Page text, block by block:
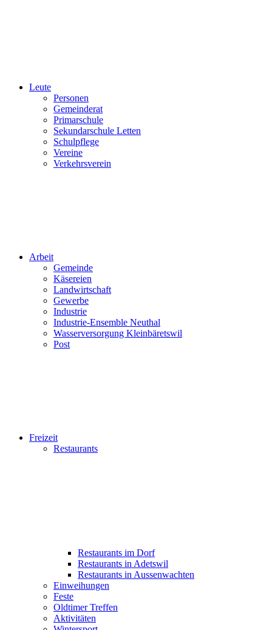
Leute
Personen
Gemeinderat
Primarschule
Sekundarschule Letten
Schulpflege
Vereine
Verkehrsverein
Arbeit
Gemeinde
Käsereien
Landwirtschaft
Gewerbe
Industrie
Industrie-Ensemble Neuthal
Wasserversorgung Kleinbäretswil
Post
Freizeit
Restaurants
Restaurants im Dorf
Restaurants in Adetswil
Restaurants in Aussenwachten
Einweihungen
Feste
Oldtimer Treffen
Aktivitäten